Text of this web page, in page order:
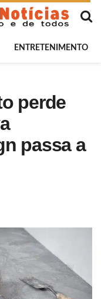
ENTRETENIMENTO
perde
passa a